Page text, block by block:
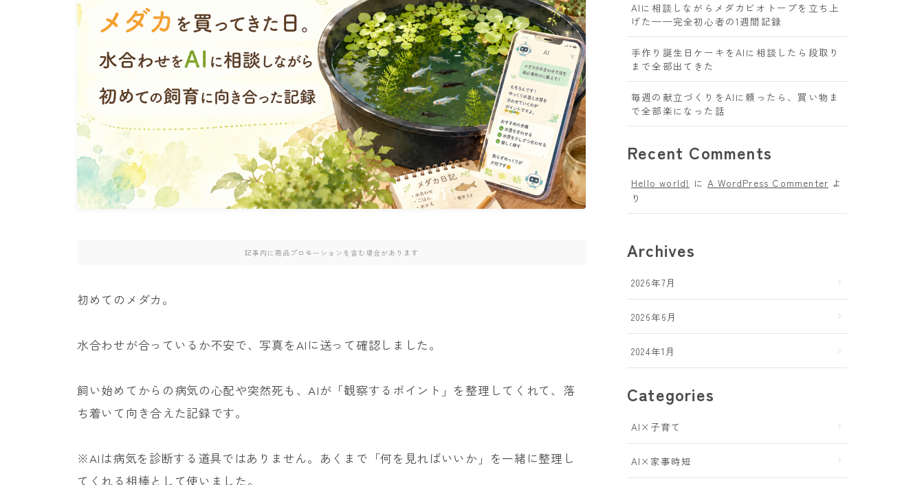
記事内に商品プロモーションを含む場合があります
初めてのメダカ。
水合わせが合っているか不安で、写真をAIに送って確認しました。
飼い始めてからの病気の心配や突然死も、AIが「観察するポイント」を整理してくれて、落
ち着いて向き合えた記録です。
※AIは病気を診断する道具ではありません。あくまで「何を見ればいいか」を一緒に整理し
てくれる相棒として使いました。
AIに相談しながらメダカビオトープを立ち上
げた——完全初心者の1週間記録
手作り誕生日ケーキをAIに相談したら段取り
まで全部出てきた
毎週の献立づくりをAIに頼ったら、買い物ま
で全部楽になった話
Recent Comments
Hello world! にA WordPress Commenter よ
り
Archives
2026年7月
2026年6月
2024年1月
Categories
AI×子育て
AI×家事時短